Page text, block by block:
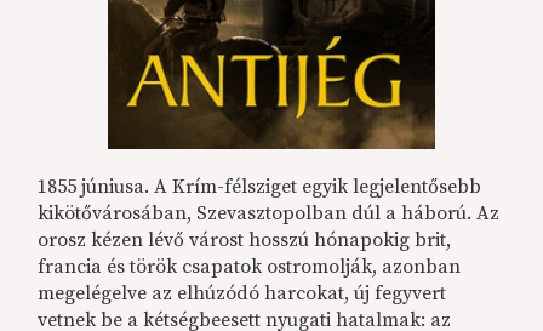
1855 júniusa. A Krím-félsziget egyik legjelentősebb
kikötővárosában, Szevasztopolban dúl a háború. Az
orosz kézen lévő várost hosszú hónapokig brit,
francia és török csapatok ostromolják, azonban
megelégelve az elhúzódó harcokat, új fegyvert
vetnek be a kétségbeesett nyugati hatalmak: az